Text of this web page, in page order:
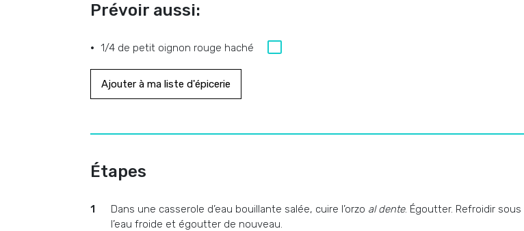
Prévoir aussi:
1/4 de petit oignon rouge haché
Ajouter à ma liste d'épicerie
Étapes
Dans une casserole d’eau bouillante salée, cuire l’orzo al dente. Égoutter. Refroidir sous
l’eau froide et égoutter de nouveau.